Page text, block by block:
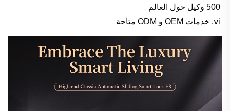
500 وكيل حول العالم
ⅵ. خدمات OEM و ODM متاحة